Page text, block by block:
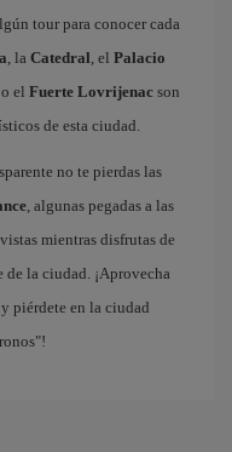
tour para conocer cada
, la Catedral, el Palacio
o el Fuerte Lovrijenac son
de esta ciudad.
no te pierdas las
, algunas pegadas a las
mientras disfrutas de
de la ciudad. ¡Aprovecha
y piérdete en la ciudad